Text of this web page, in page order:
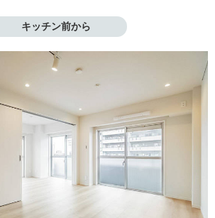
キッチン前から